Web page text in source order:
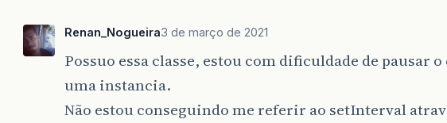
Renan_Nogueira3 de março de 2021
Possuo essa classe, estou com dificuldade de pausar
uma instancia.
Não estou conseguindo me referir ao setInterval